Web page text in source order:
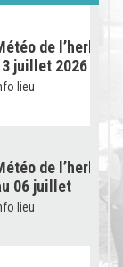
de l’herbe
juillet 2026
lieu
de l’herbe –
06 juillet
lieu